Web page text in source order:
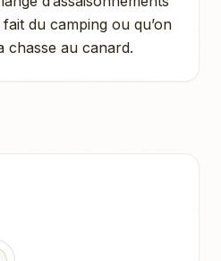
du camping ou qu’on
chasse au canard.